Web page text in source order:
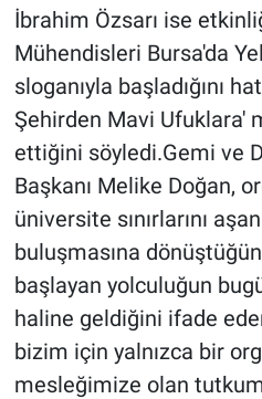
İbrahim Özsarı ise
Mühendisleri Bursa'da
sloganıyla başladığını
Şehirden Mavi Ufuklara'
ettiğini söyledi.Gemi ve
Başkanı Melike Doğan,
üniversite sınırlarını
buluşmasına
başlayan yolculuğun
haline geldiğini ifade
bizim için yalnızca bir
mesleğimize olan